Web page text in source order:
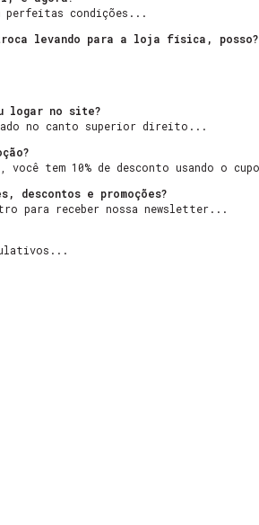
perfeitas condições...
levando para a loja física, posso?
logar no site?
no canto superior direito...
tem 10% de desconto usando o
descontos e promoções?
para receber nossa newsletter...